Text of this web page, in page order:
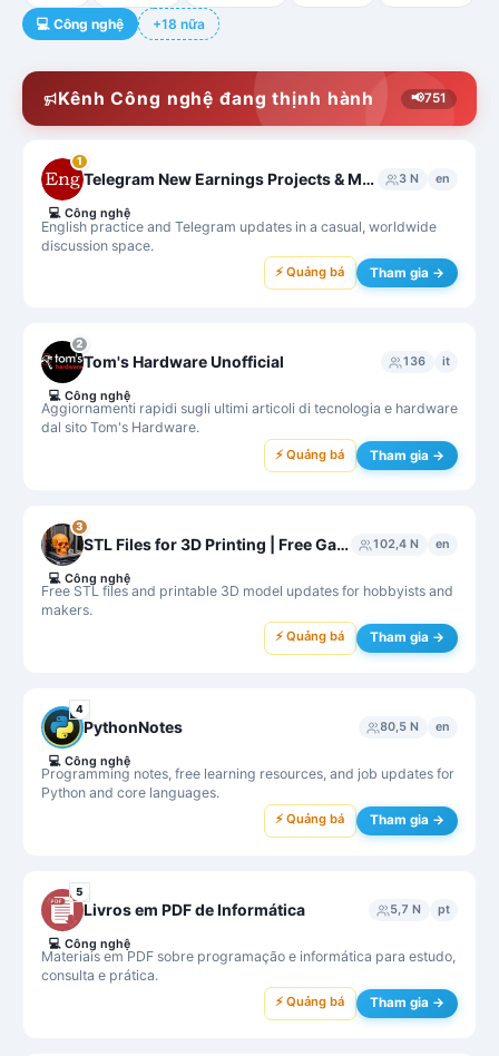
💻 Công nghệ +18 nữa
Kênh Công nghệ đang thịnh hành 📢751
1
Telegram New Earnings Projects & Mini App BOT Mining Updates by FriendlyENG 3 N en
English practice and Telegram updates in a casual, worldwide
discussion space.
💻 Công nghệ
⚡ Quảng bá Tham gia →
2
Tom's Hardware Unofficial 136 it
Aggiornamenti rapidi sugli ultimi articoli di tecnologia e hardware
dal sito Tom's Hardware.
💻 Công nghệ
⚡ Quảng bá Tham gia →
3
STL Files for 3D Printing | Free Gambody 102,4 N en
Free STL files and printable 3D model updates for hobbyists and
makers.
💻 Công nghệ
⚡ Quảng bá Tham gia →
4
PythonNotes 80,5 N en
Programming notes, free learning resources, and job updates for
Python and core languages.
💻 Công nghệ
⚡ Quảng bá Tham gia →
5
Livros em PDF de Informática 5,7 N pt
Materiais em PDF sobre programação e informática para estudo,
consulta e prática.
💻 Công nghệ
⚡ Quảng bá Tham gia →